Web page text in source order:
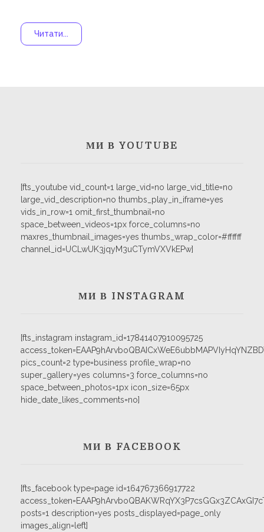
Читати...
МИ В YOUTUBE
[fts_youtube vid_count=1 large_vid=no large_vid_title=no
large_vid_description=no thumbs_play_in_iframe=yes
vids_in_row=1 omit_first_thumbnail=no
space_between_videos=1px force_columns=no
maxres_thumbnail_images=yes thumbs_wrap_color=#ffffff
channel_id=UCLwUK3jqyM3uCTymVXVkEPw]
МИ В INSTAGRAM
[fts_instagram instagram_id=17841407910095725
pics_count=2 type=business profile_wrap=no
super_gallery=yes columns=3 force_columns=no
space_between_photos=1px icon_size=65px
hide_date_likes_comments=no]
МИ В FACEBOOK
[fts_facebook type=page id=164767366917722
posts=1 description=yes posts_displayed=page_only
images_align=left]